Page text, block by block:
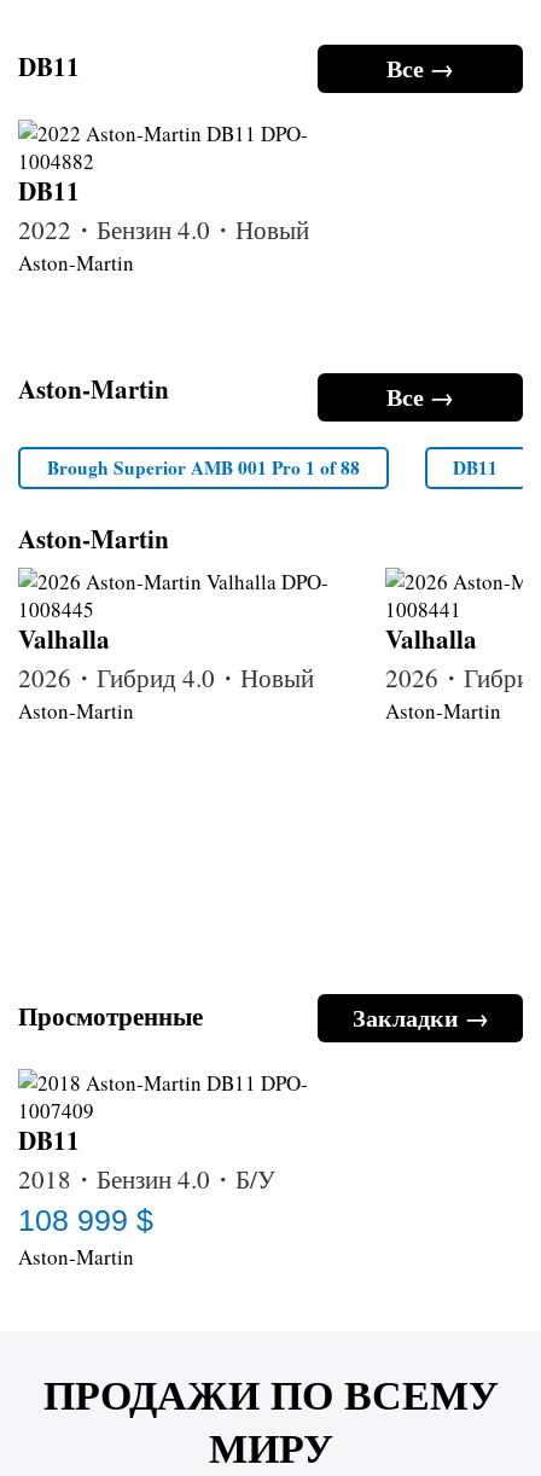
Все →
DB11
DB11
2022・Бензин 4.0・Новый
Aston-Martin
Все →
Aston-Martin
Brough Superior AMB 001 Pro 1 of 88 DB11
Aston-Martin
Valhalla
2026・Гибрид 4.0・Новый
Aston-Martin
Valhalla
2026・
Aston-Martin
Закладки →
Просмотренные
DB11
2018・Бензин 4.0・Б/У
108 999 $
Aston-Martin
ПРОДАЖИ ПО ВСЕМУ
МИРУ